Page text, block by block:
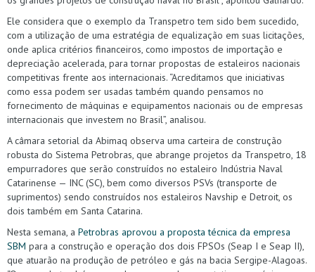
Ele considera que o exemplo da Transpetro tem sido bem sucedido,
com a utilização de uma estratégia de equalização em suas licitações,
onde aplica critérios financeiros, como impostos de importação e
depreciação acelerada, para tornar propostas de estaleiros nacionais
competitivas frente aos internacionais. “Acreditamos que iniciativas
como essa podem ser usadas também quando pensamos no
fornecimento de máquinas e equipamentos nacionais ou de empresas
internacionais que investem no Brasil”, analisou.
A câmara setorial da Abimaq observa uma carteira de construção
robusta do Sistema Petrobras, que abrange projetos da Transpetro, 18
empurradores que serão construídos no estaleiro Indústria Naval
Catarinense — INC (SC), bem como diversos PSVs (transporte de
suprimentos) sendo construídos nos estaleiros Navship e Detroit, os
dois também em Santa Catarina.
Nesta semana, a Petrobras aprovou a proposta técnica da empresa
SBM para a construção e operação dos dois FPSOs (Seap I e Seap II),
que atuarão na produção de petróleo e gás na bacia Sergipe-Alagoas.